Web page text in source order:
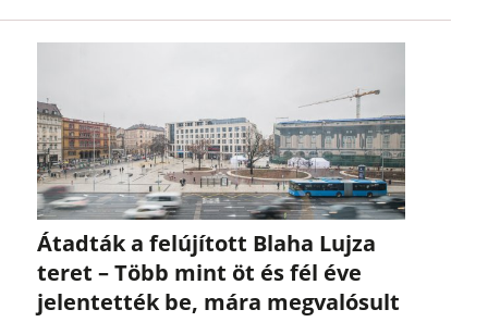
Átadták a felújított Blaha Lujza
teret – Több mint öt és fél éve
jelentették be, mára megvalósult